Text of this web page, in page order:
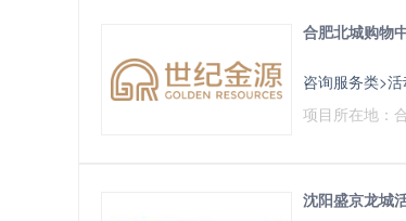
合肥北城购物
咨询服务类>
项目所在地：
沈阳盛京龙城